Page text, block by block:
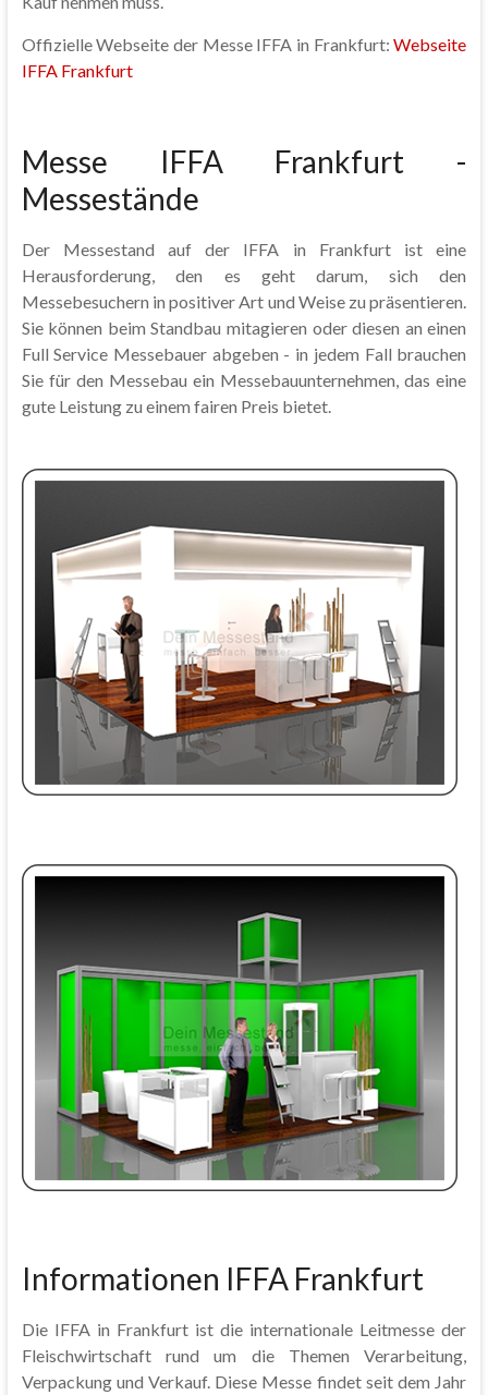
Offizielle Webseite der Messe IFFA in Frankfurt:Webseite
IFFA Frankfurt
Messe IFFA Frankfurt -
Messestände
Der Messestand auf der IFFA in Frankfurt ist eine
Herausforderung, den es geht darum, sich den
Messebesuchern in positiver Art und Weise zu präsentieren.
Sie können beim Standbau mitagieren oder diesen an einen
Full Service Messebauer abgeben - in jedem Fall brauchen
Sie für den Messebau ein Messebauunternehmen, das eine
gute Leistung zu einem fairen Preis bietet.
Informationen IFFA Frankfurt
Die IFFA in Frankfurt ist die internationale Leitmesse der
Fleischwirtschaft rund um die Themen Verarbeitung,
Verpackung und Verkauf. Diese Messe findet seit dem Jahr